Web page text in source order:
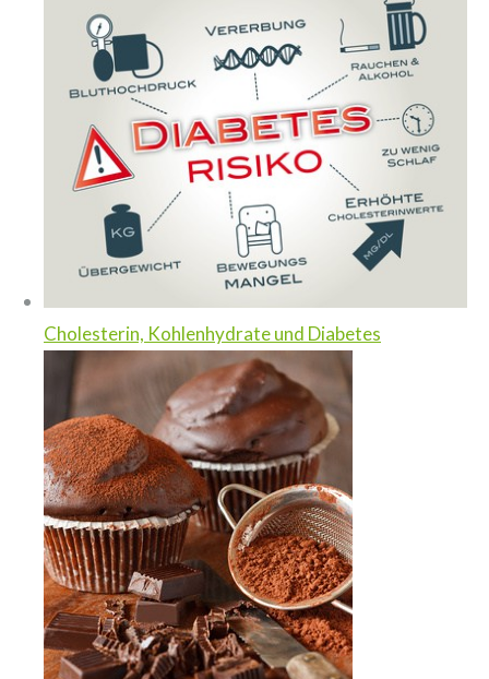
Cholesterin, Kohlenhydrate und Diabetes